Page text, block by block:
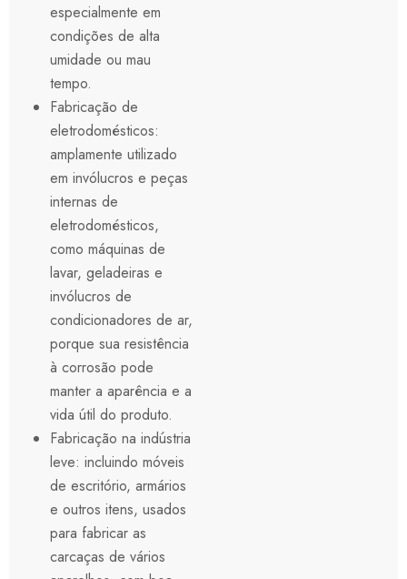
especialmente em
condições de alta
umidade ou mau
tempo.
Fabricação de
eletrodomésticos:
amplamente utilizado
em invólucros e peças
internas de
eletrodomésticos,
como máquinas de
lavar, geladeiras e
invólucros de
condicionadores de ar,
porque sua resistência
à corrosão pode
manter a aparência e a
vida útil do produto.
Fabricação na indústria
leve: incluindo móveis
de escritório, armários
e outros itens, usados
para fabricar as
carcaças de vários